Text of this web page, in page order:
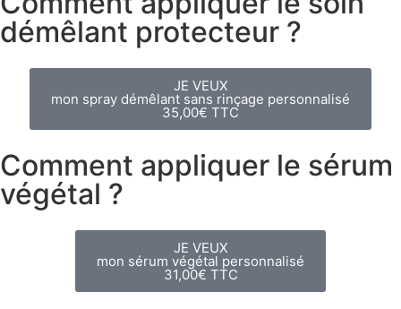
démêlant protecteur ?
JE VEUX
mon spray démêlant sans rinçage personnalisé
35,00€ TTC
Comment appliquer le sérum
végétal ?
JE VEUX
mon sérum végétal personnalisé
31,00€ TTC